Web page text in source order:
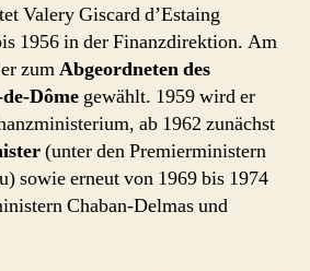
Valery Giscard d’Estaing
1956 in der Finanzdirektion. Am
zumAbgeordneten des
Dôme gewählt. 1959 wird er
ab 1962 zunächst
(unter den Premierministern
sowie erneut von 1969 bis 1974
Chaban-Delmas und